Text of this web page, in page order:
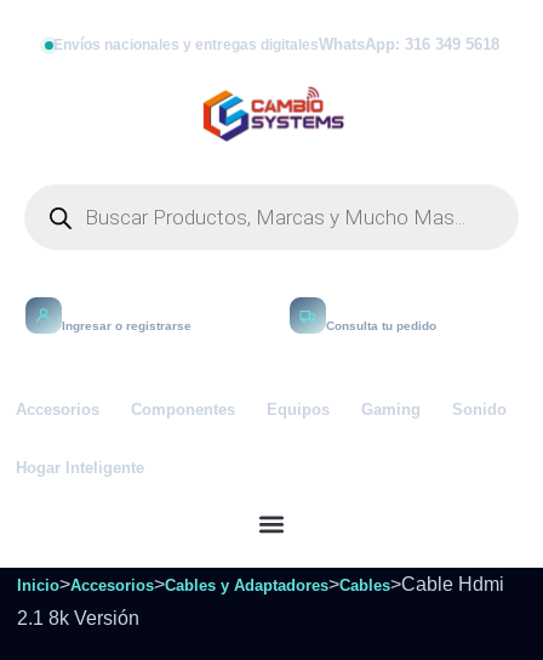
Envíos nacionales y entregas digitalesWhatsApp: 316 349 5618
Ingresar o registrarse Consulta tu pedido
Accesorios Componentes Equipos Gaming Sonido
Hogar Inteligente
Inicio>Accesorios>Cables y Adaptadores>Cables>Cable Hdmi
2.1 8k Versión